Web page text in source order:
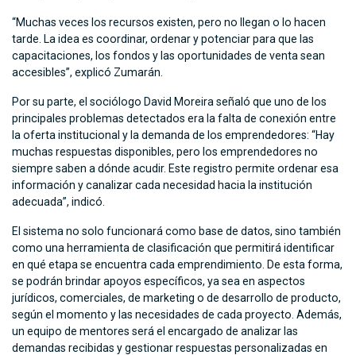
“Muchas veces los recursos existen, pero no llegan o lo hacen
tarde. La idea es coordinar, ordenar y potenciar para que las
capacitaciones, los fondos y las oportunidades de venta sean
accesibles”, explicó Zumarán.
Por su parte, el sociólogo David Moreira señaló que uno de los
principales problemas detectados era la falta de conexión entre
la oferta institucional y la demanda de los emprendedores: “Hay
muchas respuestas disponibles, pero los emprendedores no
siempre saben a dónde acudir. Este registro permite ordenar esa
información y canalizar cada necesidad hacia la institución
adecuada”, indicó.
El sistema no solo funcionará como base de datos, sino también
como una herramienta de clasificación que permitirá identificar
en qué etapa se encuentra cada emprendimiento. De esta forma,
se podrán brindar apoyos específicos, ya sea en aspectos
jurídicos, comerciales, de marketing o de desarrollo de producto,
según el momento y las necesidades de cada proyecto. Además,
un equipo de mentores será el encargado de analizar las
demandas recibidas y gestionar respuestas personalizadas en